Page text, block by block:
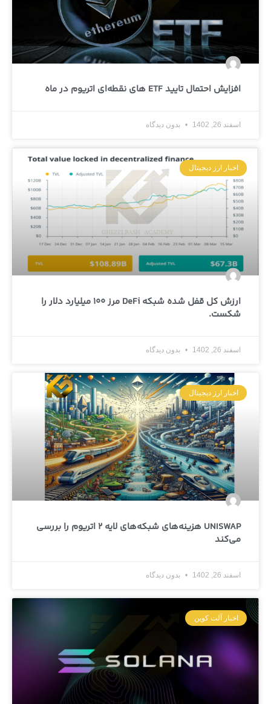
افزایش احتمال تایید ETF های نقطه‌ای اتریوم در ماه
اسفند 26, 1402 بدون دیدگاه
اخبار ارز دیجیتال
ارزش کل قفل شده شبکه DeFi مرز 100 میلیارد دلار را
شکست.
اسفند 26, 1402 بدون دیدگاه
اخبار ارز دیجیتال
UNISWAP هزینه‌های شبکه‌های لایه ۲ اتریوم را بررسی
می‌کند
اسفند 26, 1402 بدون دیدگاه
اخبار آلت کوین